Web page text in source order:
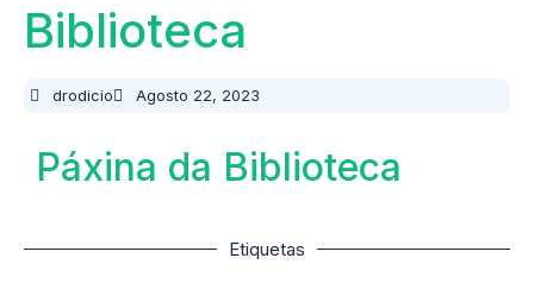
Biblioteca
drodicio Agosto 22, 2023
Páxina da Biblioteca
Etiquetas